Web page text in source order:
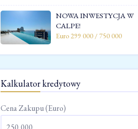
NOWA INWESTYCJA W
CALPE!
Euro 299 000 / 750 000
Kalkulator kredytowy
Cena Zakupu (Euro)